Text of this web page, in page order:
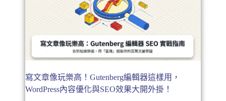
寫文章像玩樂高！Gutenberg編輯器這樣用，
WordPress內容優化與SEO效果大開外掛！